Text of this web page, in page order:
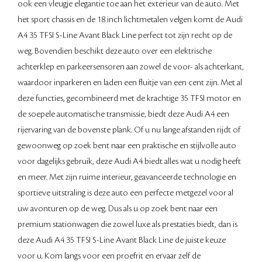
ook een vleugje elegantie toe aan het exterieur van de auto. Met
het sport chassis en de 18 inch lichtmetalen velgen komt de Audi
A4 35 TFSI S-Line Avant Black Line perfect tot zijn recht op de
weg. Bovendien beschikt deze auto over een elektrische
achterklep en parkeersensoren aan zowel de voor- als achterkant,
waardoor inparkeren en laden een fluitje van een cent zijn. Met al
deze functies, gecombineerd met de krachtige 35 TFSI motor en
de soepele automatische transmissie, biedt deze Audi A4 een
rijervaring van de bovenste plank. Of u nu lange afstanden rijdt of
gewoonweg op zoek bent naar een praktische en stijlvolle auto
voor dagelijks gebruik, deze Audi A4 biedt alles wat u nodig heeft
en meer. Met zijn ruime interieur, geavanceerde technologie en
sportieve uitstraling is deze auto een perfecte metgezel voor al
uw avonturen op de weg. Dus als u op zoek bent naar een
premium stationwagen die zowel luxe als prestaties biedt, dan is
deze Audi A4 35 TFSI S-Line Avant Black Line de juiste keuze
voor u. Kom langs voor een proefrit en ervaar zelf de